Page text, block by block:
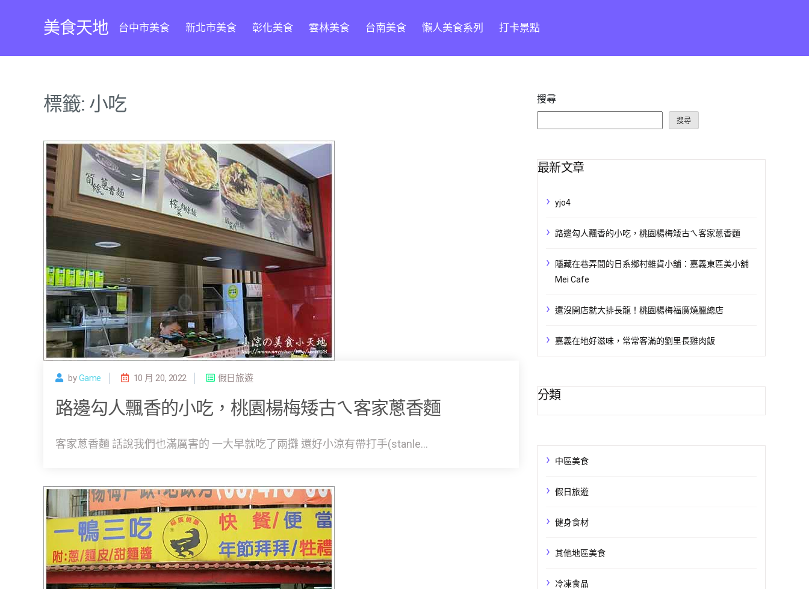
美食天地 台中市美食 新北市美食 彰化美食 雲林美食 台南美食 懶人美食系列 打卡景點
標籤: 小吃
byGame 10 月 20, 2022 假日旅遊
路邊勾人飄香的小吃，桃園楊梅矮古ㄟ客家蔥香麵
客家蔥香麵 話說我們也滿厲害的 一大早就吃了兩攤 還好小涼有帶打手(stanle...
搜尋
搜尋
最新文章
yjo4
路邊勾人飄香的小吃，桃園楊梅矮古ㄟ客家蔥香麵
隱藏在巷弄間的日系鄉村雜貨小舖：嘉義東區美小舖
Mei Cafe
還沒開店就大排長龍！桃園楊梅福廣燒臘總店
嘉義在地好滋味，常常客滿的劉里長雞肉飯
分類
中區美食
假日旅遊
健身食材
其他地區美食
冷凍食品